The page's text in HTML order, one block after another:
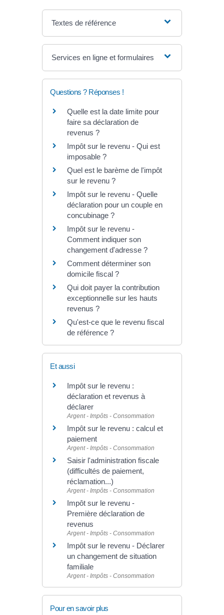
Textes de référence
Services en ligne et formulaires
Questions ? Réponses !
Quelle est la date limite pour
faire sa déclaration de
revenus ?
Impôt sur le revenu - Qui est
imposable ?
Quel est le barème de l'impôt
sur le revenu ?
Impôt sur le revenu - Quelle
déclaration pour un couple en
concubinage ?
Impôt sur le revenu -
Comment indiquer son
changement d'adresse ?
Comment déterminer son
domicile fiscal ?
Qui doit payer la contribution
exceptionnelle sur les hauts
revenus ?
Qu'est-ce que le revenu fiscal
de référence ?
Et aussi
Impôt sur le revenu :
déclaration et revenus à
déclarer
Argent - Impôts - Consommation
Impôt sur le revenu : calcul et
paiement
Argent - Impôts - Consommation
Saisir l'administration fiscale
(difficultés de paiement,
réclamation...)
Argent - Impôts - Consommation
Impôt sur le revenu -
Première déclaration de
revenus
Argent - Impôts - Consommation
Impôt sur le revenu - Déclarer
un changement de situation
familiale
Argent - Impôts - Consommation
Pour en savoir plus